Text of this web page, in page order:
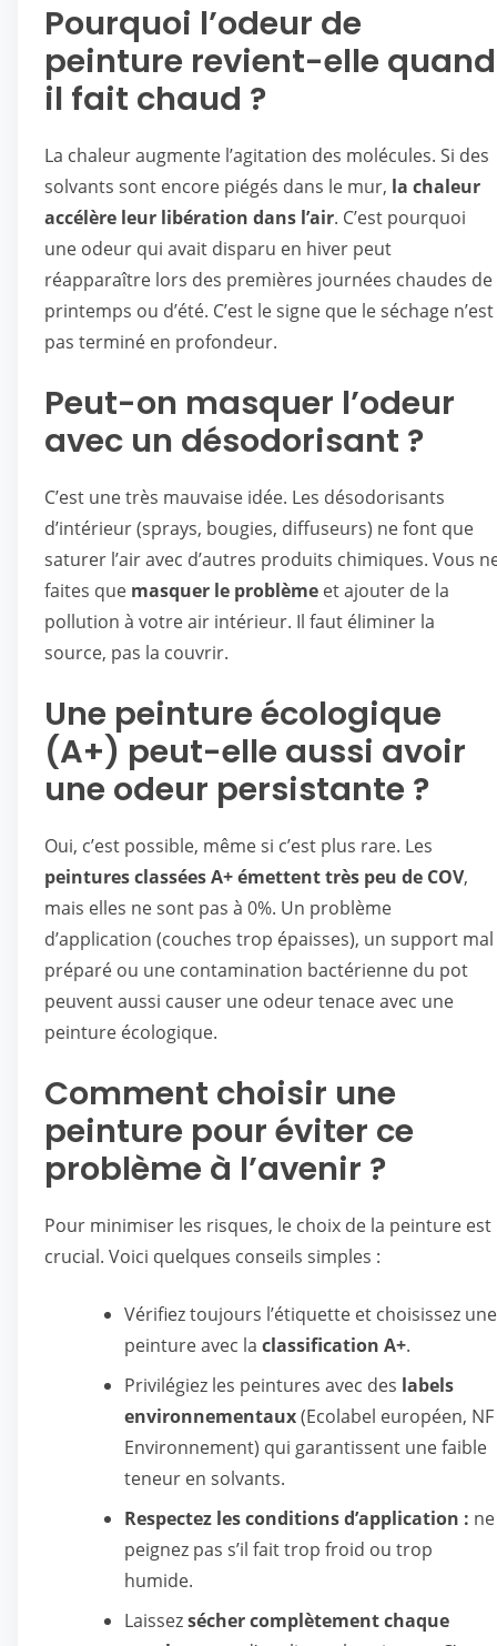
Pourquoi l’odeur de
peinture revient-elle quand
il fait chaud ?
La chaleur augmente l’agitation des molécules. Si des
solvants sont encore piégés dans le mur, la chaleur
accélère leur libération dans l’air. C’est pourquoi
une odeur qui avait disparu en hiver peut
réapparaître lors des premières journées chaudes de
printemps ou d’été. C’est le signe que le séchage n’est
pas terminé en profondeur.
Peut-on masquer l’odeur
avec un désodorisant ?
C’est une très mauvaise idée. Les désodorisants
d’intérieur (sprays, bougies, diffuseurs) ne font que
saturer l’air avec d’autres produits chimiques. Vous
faites que masquer le problème et ajouter de la
pollution à votre air intérieur. Il faut éliminer la
source, pas la couvrir.
Une peinture écologique
(A+) peut-elle aussi avoir
une odeur persistante ?
Oui, c’est possible, même si c’est plus rare. Les
peintures classées A+ émettent très peu de COV,
mais elles ne sont pas à 0%. Un problème
d’application (couches trop épaisses), un support mal
préparé ou une contamination bactérienne du pot
peuvent aussi causer une odeur tenace avec une
peinture écologique.
Comment choisir une
peinture pour éviter ce
problème à l’avenir ?
Pour minimiser les risques, le choix de la peinture est
crucial. Voici quelques conseils simples :
Vérifiez toujours l’étiquette et choisissez une
peinture avec la classification A+.
Privilégiez les peintures avec des labels
environnementaux(Ecolabel européen, NF
Environnement) qui garantissent une faible
teneur en solvants.
Respectez les conditions d’application : ne
peignez pas s’il fait trop froid ou trop
humide.
Laissezsécher complètement chaque